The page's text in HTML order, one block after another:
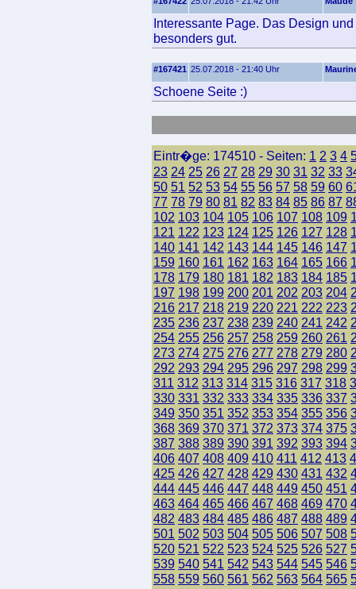
Interessante Page. Das Design
besonders gut.
#167421 25.07.2018 - 21:40 Uhr
Schoene Seite :)
Eintr�ge: 174510 - Seiten: 1 2 3 4
23 24 25 26 27 28 29 30 31 32 33
50 51 52 53 54 55 56 57 58 59 60
77 78 79 80 81 82 83 84 85 86 87
102 103 104 105 106 107 108 109
121 122 123 124 125 126 127 128
140 141 142 143 144 145 146 147
159 160 161 162 163 164 165 166
178 179 180 181 182 183 184 185
197 198 199 200 201 202 203 204
216 217 218 219 220 221 222 223
235 236 237 238 239 240 241 242
254 255 256 257 258 259 260 261
273 274 275 276 277 278 279 280
292 293 294 295 296 297 298 299
311 312 313 314 315 316 317 318
330 331 332 333 334 335 336 337
349 350 351 352 353 354 355 356
368 369 370 371 372 373 374 375
387 388 389 390 391 392 393 394
406 407 408 409 410 411 412 413
425 426 427 428 429 430 431 432
444 445 446 447 448 449 450 451
463 464 465 466 467 468 469 470
482 483 484 485 486 487 488 489
501 502 503 504 505 506 507 508
520 521 522 523 524 525 526 527
539 540 541 542 543 544 545 546
558 559 560 561 562 563 564 565